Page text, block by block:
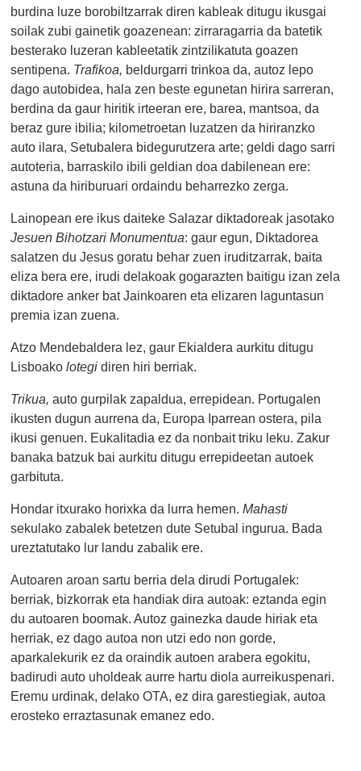
burdina luze borobiltzarrak diren kableak ditugu ikusgai
soilak zubi gainetik goazenean: zirraragarria da batetik
besterako luzeran kableetatik zintzilikatuta goazen
sentipena. Trafikoa, beldurgarri trinkoa da, autoz lepo
dago autobidea, hala zen beste egunetan hirira sarreran,
berdina da gaur hiritik irteeran ere, barea, mantsoa, da
beraz gure ibilia; kilometroetan luzatzen da hiriranzko
auto ilara, Setubalera bidegurutzera arte; geldi dago sarri
autoteria, barraskilo ibili geldian doa dabilenean ere:
astuna da hiriburuari ordaindu beharrezko zerga.
Lainopean ere ikus daiteke Salazar diktadoreak jasotako
Jesuen Bihotzari Monumentua: gaur egun, Diktadorea
salatzen du Jesus goratu behar zuen iruditzarrak, baita
eliza bera ere, irudi delakoak gogarazten baitigu izan zela
diktadore anker bat Jainkoaren eta elizaren laguntasun
premia izan zuena.
Atzo Mendebaldera lez, gaur Ekialdera aurkitu ditugu
Lisboakolotegi diren hiri berriak.
Trikua,auto gurpilak zapaldua, errepidean. Portugalen
ikusten dugun aurrena da, Europa Iparrean ostera, pila
ikusi genuen. Eukalitadia ez da nonbait triku leku. Zakur
banaka batzuk bai aurkitu ditugu errepideetan autoek
garbituta.
Hondar itxurako horixka da lurra hemen.Mahasti
sekulako zabalek betetzen dute Setubal ingurua. Bada
ureztatutako lur landu zabalik ere.
Autoaren aroan sartu berria dela dirudi Portugalek:
berriak, bizkorrak eta handiak dira autoak: eztanda egin
du autoaren boomak. Autoz gainezka daude hiriak eta
herriak, ez dago autoa non utzi edo non gorde,
aparkalekurik ez da oraindik autoen arabera egokitu,
badirudi auto uholdeak aurre hartu diola aurreikuspenari.
Eremu urdinak, delako OTA, ez dira garestiegiak, autoa
erosteko erraztasunak emanez edo.